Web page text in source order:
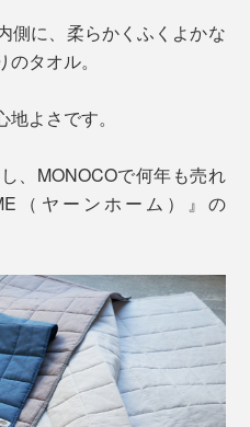
側に、柔らかくふくよかな
タオル。
よさです。
、MONOCOで何年も売れ
（ヤーンホーム）』の